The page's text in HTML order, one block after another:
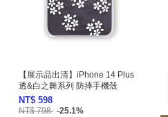
【展示品出清】iPhone 14 Plus
透&白之舞系列 防摔手機殼
NT$ 598
NT$ 798 -25.1%